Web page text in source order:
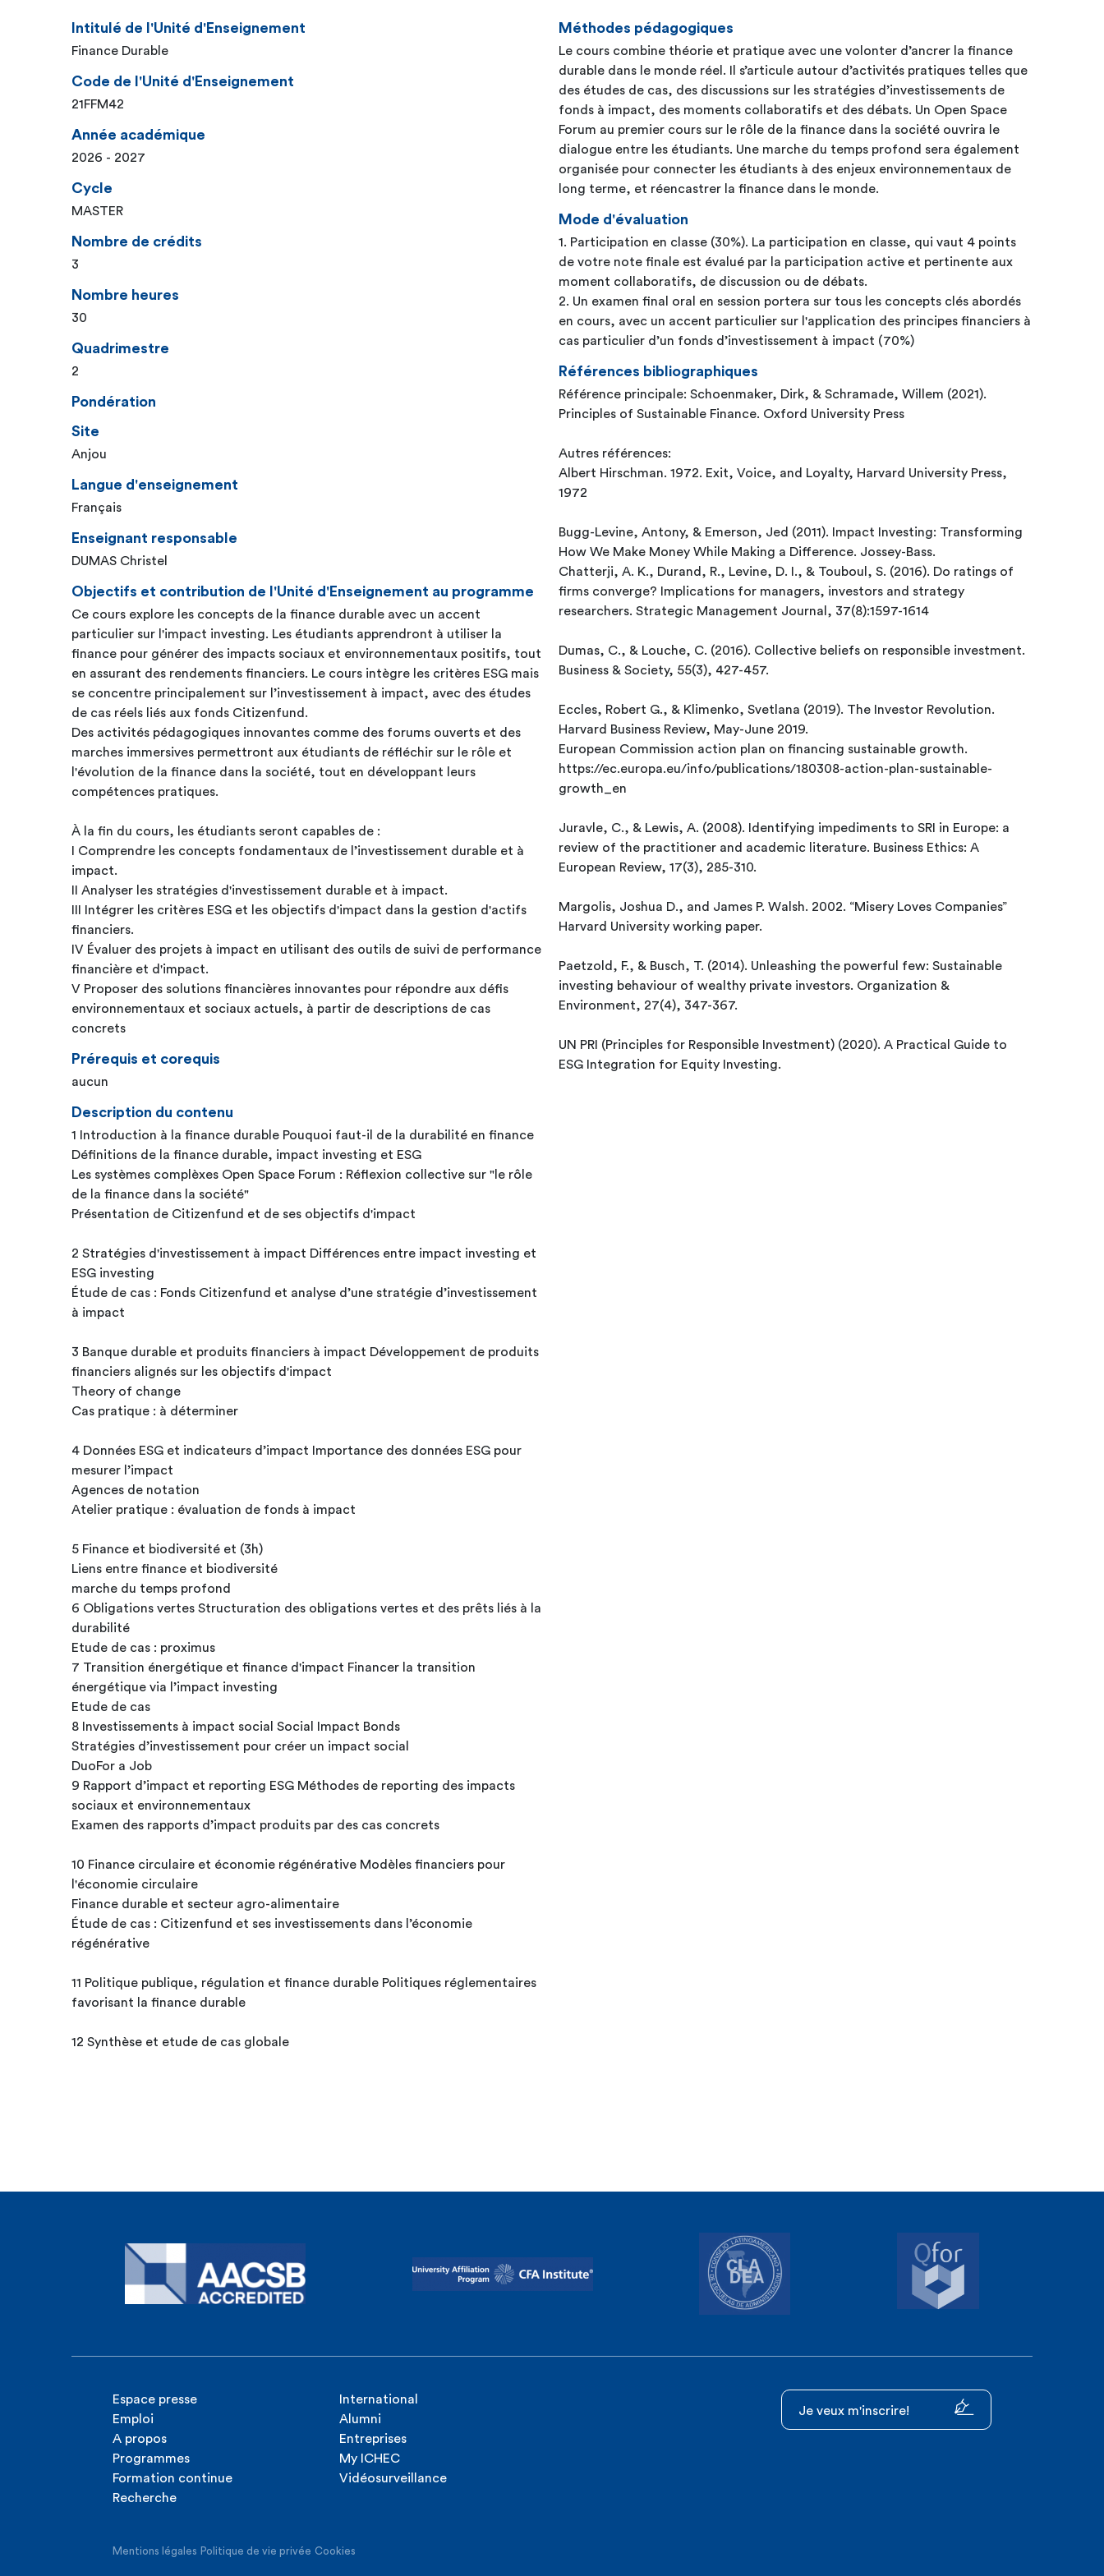
Intitulé de l'Unité d'Enseignement
Finance Durable
Code de l'Unité d'Enseignement
21FFM42
Année académique
2026 - 2027
Cycle
MASTER
Nombre de crédits
3
Nombre heures
30
Quadrimestre
2
Pondération
Site
Anjou
Langue d'enseignement
Français
Enseignant responsable
DUMAS Christel
Objectifs et contribution de l'Unité d'Enseignement au programme
Ce cours explore les concepts de la finance durable avec un accent
particulier sur l'impact investing. Les étudiants apprendront à utiliser la
finance pour générer des impacts sociaux et environnementaux positifs, tout
en assurant des rendements financiers. Le cours intègre les critères ESG mais
se concentre principalement sur l’investissement à impact, avec des études
de cas réels liés aux fonds Citizenfund.
Des activités pédagogiques innovantes comme des forums ouverts et des
marches immersives permettront aux étudiants de réfléchir sur le rôle et
l'évolution de la finance dans la société, tout en développant leurs
compétences pratiques.
À la fin du cours, les étudiants seront capables de :
I Comprendre les concepts fondamentaux de l’investissement durable et à
impact.
II Analyser les stratégies d'investissement durable et à impact.
III Intégrer les critères ESG et les objectifs d'impact dans la gestion d'actifs
financiers.
IV Évaluer des projets à impact en utilisant des outils de suivi de performance
financière et d'impact.
V Proposer des solutions financières innovantes pour répondre aux défis
environnementaux et sociaux actuels, à partir de descriptions de cas
concrets
Prérequis et corequis
aucun
Description du contenu
1 Introduction à la finance durable Pouquoi faut-il de la durabilité en finance
Définitions de la finance durable, impact investing et ESG
Les systèmes complèxes Open Space Forum : Réflexion collective sur "le rôle
de la finance dans la société"
Présentation de Citizenfund et de ses objectifs d'impact
2 Stratégies d'investissement à impact Différences entre impact investing et
ESG investing
Étude de cas : Fonds Citizenfund et analyse d’une stratégie d’investissement
à impact
3 Banque durable et produits financiers à impact Développement de produits
financiers alignés sur les objectifs d'impact
Theory of change
Cas pratique : à déterminer
4 Données ESG et indicateurs d’impact Importance des données ESG pour
mesurer l’impact
Agences de notation
Atelier pratique : évaluation de fonds à impact
5 Finance et biodiversité et (3h)
Liens entre finance et biodiversité
marche du temps profond
6 Obligations vertes Structuration des obligations vertes et des prêts liés à la
durabilité
Etude de cas : proximus
7 Transition énergétique et finance d'impact Financer la transition
énergétique via l’impact investing
Etude de cas
8 Investissements à impact social Social Impact Bonds
Stratégies d’investissement pour créer un impact social
DuoFor a Job
9 Rapport d’impact et reporting ESG Méthodes de reporting des impacts
sociaux et environnementaux
Examen des rapports d’impact produits par des cas concrets
10 Finance circulaire et économie régénérative Modèles financiers pour
l'économie circulaire
Finance durable et secteur agro-alimentaire
Étude de cas : Citizenfund et ses investissements dans l’économie
régénérative
11 Politique publique, régulation et finance durable Politiques réglementaires
favorisant la finance durable
12 Synthèse et etude de cas globale
Méthodes pédagogiques
Le cours combine théorie et pratique avec une volonter d’ancrer la finance
durable dans le monde réel. Il s’articule autour d’activités pratiques telles que
des études de cas, des discussions sur les stratégies d’investissements de
fonds à impact, des moments collaboratifs et des débats. Un Open Space
Forum au premier cours sur le rôle de la finance dans la société ouvrira le
dialogue entre les étudiants. Une marche du temps profond sera également
organisée pour connecter les étudiants à des enjeux environnementaux de
long terme, et réencastrer la finance dans le monde.
Mode d'évaluation
1. Participation en classe (30%). La participation en classe, qui vaut 4 points
de votre note finale est évalué par la participation active et pertinente aux
moment collaboratifs, de discussion ou de débats.
2. Un examen final oral en session portera sur tous les concepts clés abordés
en cours, avec un accent particulier sur l'application des principes financiers à
cas particulier d’un fonds d’investissement à impact (70%)
Références bibliographiques
Référence principale: Schoenmaker, Dirk, & Schramade, Willem (2021).
Principles of Sustainable Finance. Oxford University Press
Autres références:
Albert Hirschman. 1972. Exit, Voice, and Loyalty, Harvard University Press,
1972
Bugg-Levine, Antony, & Emerson, Jed (2011). Impact Investing: Transforming
How We Make Money While Making a Difference. Jossey-Bass.
Chatterji, A. K., Durand, R., Levine, D. I., & Touboul, S. (2016). Do ratings of
firms converge? Implications for managers, investors and strategy
researchers. Strategic Management Journal, 37(8):1597-1614
Dumas, C., & Louche, C. (2016). Collective beliefs on responsible investment.
Business & Society, 55(3), 427-457.
Eccles, Robert G., & Klimenko, Svetlana (2019). The Investor Revolution.
Harvard Business Review, May-June 2019.
European Commission action plan on financing sustainable growth.
https://ec.europa.eu/info/publications/180308-action-plan-sustainable-
growth_en
Juravle, C., & Lewis, A. (2008). Identifying impediments to SRI in Europe: a
review of the practitioner and academic literature. Business Ethics: A
European Review, 17(3), 285-310.
Margolis, Joshua D., and James P. Walsh. 2002. “Misery Loves Companies”
Harvard University working paper.
Paetzold, F., & Busch, T. (2014). Unleashing the powerful few: Sustainable
investing behaviour of wealthy private investors. Organization &
Environment, 27(4), 347-367.
UN PRI (Principles for Responsible Investment) (2020). A Practical Guide to
ESG Integration for Equity Investing.
Espace presse
Emploi
A propos
Programmes
Formation continue
Recherche
International
Alumni
Entreprises
My ICHEC
Vidéosurveillance
Je veux m'inscrire!
Mentions légales Politique de vie privée Cookies